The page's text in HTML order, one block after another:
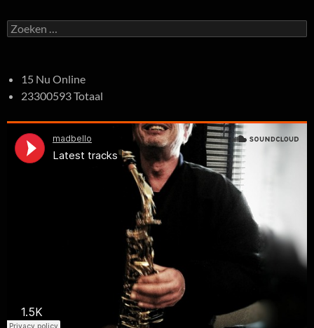
Zoeken
naar:
15 Nu Online
23300593 Totaal